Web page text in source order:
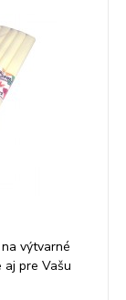
výtvarné
aj pre Vašu